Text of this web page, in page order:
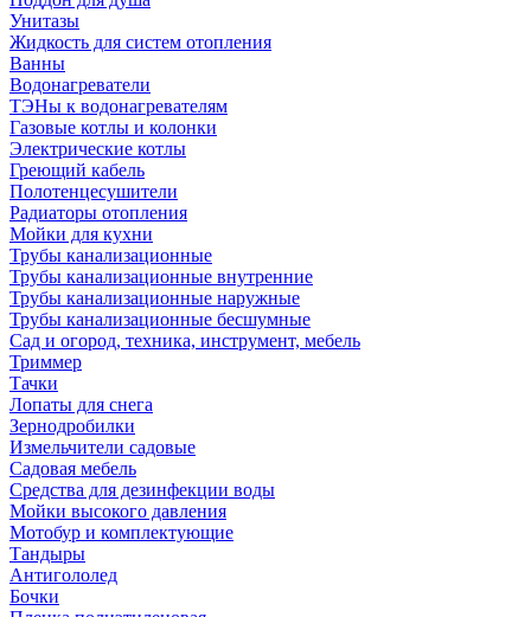
Унитазы
Жидкость для систем отопления
Ванны
Водонагреватели
ТЭНы к водонагревателям
Газовые котлы и колонки
Электрические котлы
Греющий кабель
Полотенцесушители
Радиаторы отопления
Мойки для кухни
Трубы канализационные
Трубы канализационные внутренние
Трубы канализационные наружные
Трубы канализационные бесшумные
Сад и огород, техника, инструмент, мебель
Триммер
Тачки
Лопаты для снега
Зернодробилки
Измельчители садовые
Садовая мебель
Средства для дезинфекции воды
Мойки высокого давления
Мотобур и комплектующие
Тандыры
Антигололед
Бочки